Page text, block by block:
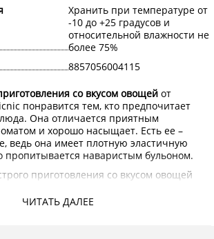
ЧИТАТЬ ДАЛЕЕ
Хранить при температуре от
-10 до +25 градусов и
относительной влажности не
более 75%
8857056004115
со вкусом овощей от
понравится тем, кто предпочитает
Она отличается приятным
и хорошо насыщает. Есть ее –
ведь она имеет плотную эластичную
пропитывается наваристым бульоном.
приготовления со вкусом овощей
KorShop.ru.